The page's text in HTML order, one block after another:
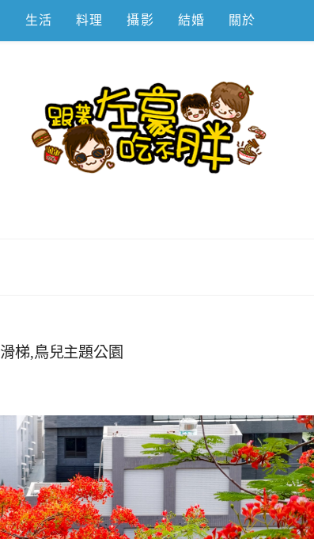
生活 料理 攝影 結婚 關於
梯,鳥兒主題公園